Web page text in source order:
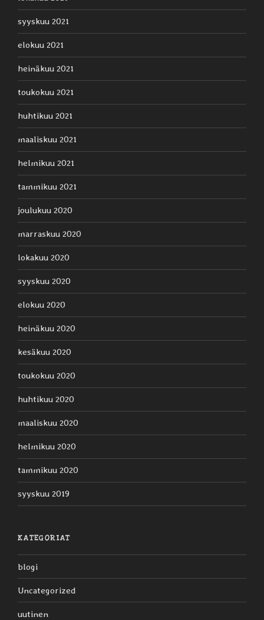
syyskuu 2021
elokuu 2021
heinäkuu 2021
toukokuu 2021
huhtikuu 2021
maaliskuu 2021
helmikuu 2021
tammikuu 2021
joulukuu 2020
marraskuu 2020
lokakuu 2020
syyskuu 2020
elokuu 2020
heinäkuu 2020
kesäkuu 2020
toukokuu 2020
huhtikuu 2020
maaliskuu 2020
helmikuu 2020
tammikuu 2020
syyskuu 2019
KATEGORIAT
blogi
Uncategorized
uutinen